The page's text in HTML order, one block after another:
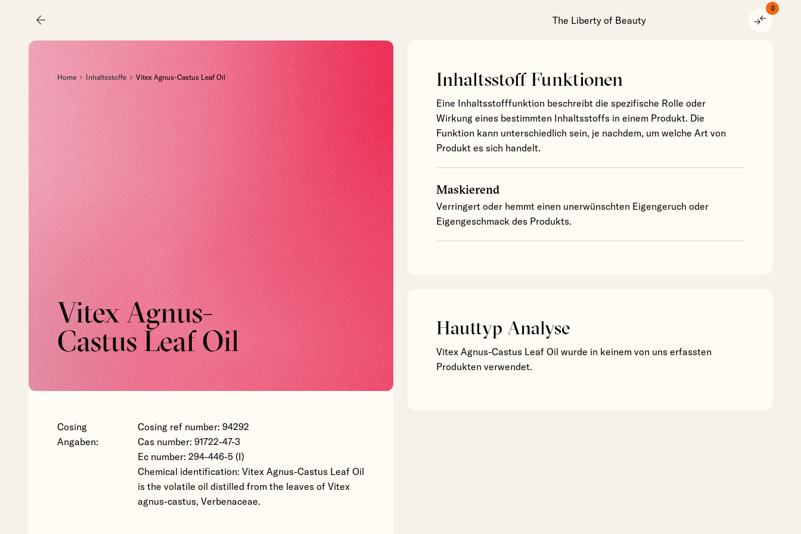
arrow_back The Liberty of Beauty compare_arrows
0
Home Inhaltsstoffe Vitex Agnus-Castus Leaf Oil
Vitex Agnus-
Castus Leaf Oil
Cosing
Angaben:
Cosing ref number: 94292
Cas number: 91722-47-3
Ec number: 294-446-5 (I)
Chemical identification: Vitex Agnus-Castus Leaf Oil
is the volatile oil distilled from the leaves of Vitex
agnus-castus, Verbenaceae.
Inhaltsstoff Funktionen
Eine Inhaltsstofffunktion beschreibt die spezifische Rolle oder
Wirkung eines bestimmten Inhaltsstoffs in einem Produkt. Die
Funktion kann unterschiedlich sein, je nachdem, um welche Art von
Produkt es sich handelt.
Maskierend
Verringert oder hemmt einen unerwünschten Eigengeruch oder
Eigengeschmack des Produkts.
Hauttyp Analyse
Vitex Agnus-Castus Leaf Oil wurde in keinem von uns erfassten
Produkten verwendet.